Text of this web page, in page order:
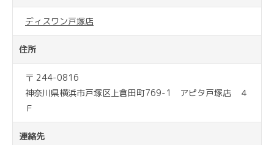
ディスワン戸塚店
住所
〒 244-0816
神奈川県横浜市戸塚区上倉田町769-1 アピタ戸塚店 ４
Ｆ
連絡先